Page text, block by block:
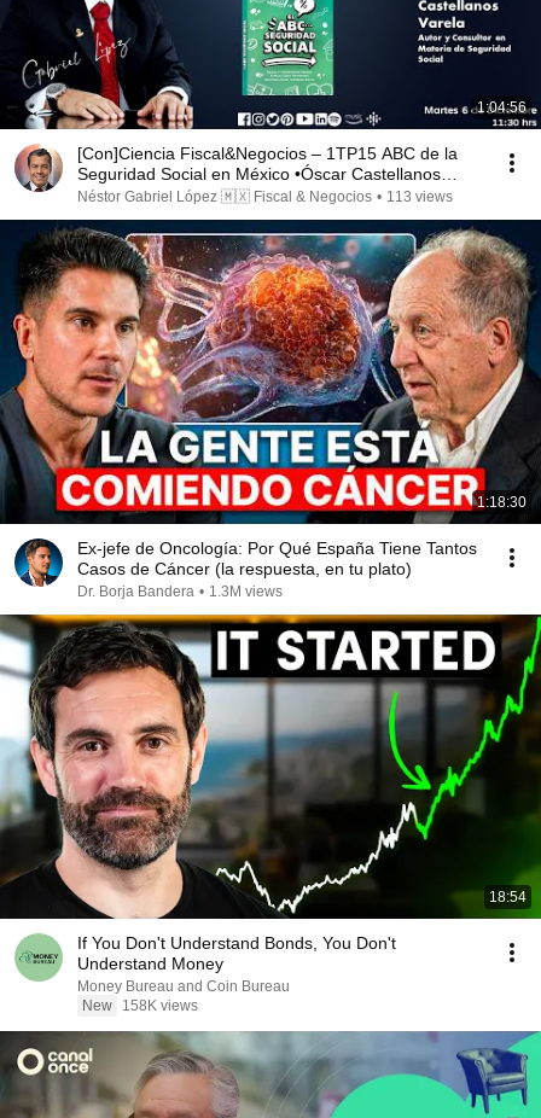
1:04:56
[Con]Ciencia Fiscal&Negocios – 1TP15 ABC de la
Seguridad Social en México •Óscar Castellanos
Varela
Néstor Gabriel López 🇲🇽 Fiscal & Negocios • 113 views
1:18:30
Ex-jefe de Oncología: Por Qué España Tiene Tantos
Casos de Cáncer (la respuesta, en tu plato)
Dr. Borja Bandera • 1.3M views
18:54
If You Don't Understand Bonds, You Don't
Understand Money
Money Bureau and Coin Bureau
New
158K views